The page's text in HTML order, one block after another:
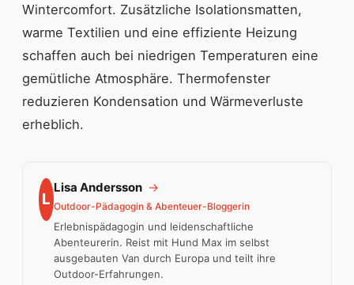
Wintercomfort. Zusätzliche Isolationsmatten,
warme Textilien und eine effiziente Heizung
schaffen auch bei niedrigen Temperaturen eine
gemütliche Atmosphäre. Thermofenster
reduzieren Kondensation und Wärmeverluste
erheblich.
L
Lisa Andersson →
Outdoor-Pädagogin & Abenteuer-Bloggerin
Erlebnispädagogin und leidenschaftliche
Abenteurerin. Reist mit Hund Max im selbst
ausgebauten Van durch Europa und teilt ihre
Outdoor-Erfahrungen.